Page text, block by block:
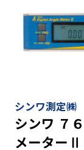
シンワ測定㈱
シンワ ７
メーターⅡ